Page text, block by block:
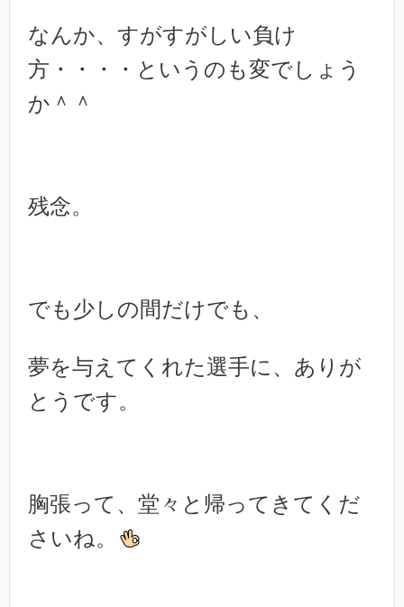
なんか、すがすがしい負け
方・・・・というのも変でしょう
か＾＾
残念。
でも少しの間だけでも、
夢を与えてくれた選手に、ありが
とうです。
胸張って、堂々と帰ってきてくだ
さいね。